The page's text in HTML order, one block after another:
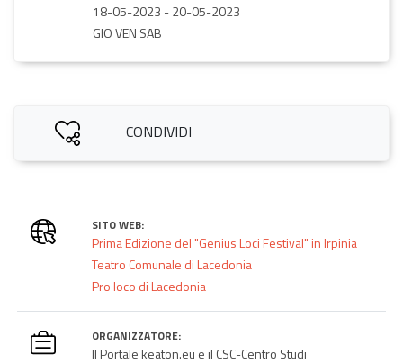
18-05-2023 -20-05-2023
GIO VEN SAB
CONDIVIDI
SITO WEB:
Prima Edizione del "Genius Loci Festival" in Irpinia
Teatro Comunale di Lacedonia
Pro loco di Lacedonia
ORGANIZZATORE:
Il Portale keaton.eu e il CSC-Centro Studi